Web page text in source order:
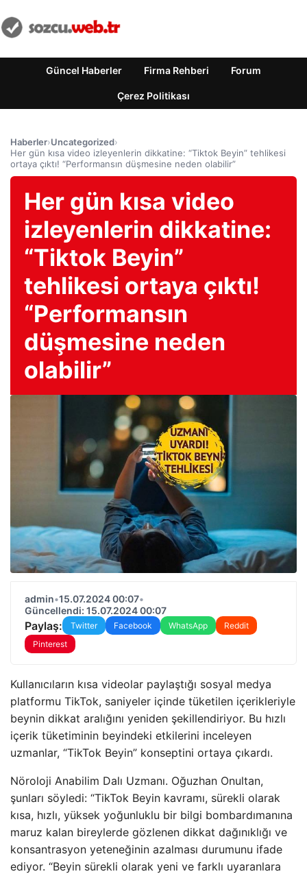
Güncel Haberler Firma Rehberi Forum
Çerez Politikası
Haberler›Uncategorized›
Her gün kısa video izleyenlerin dikkatine: “Tiktok Beyin” tehlikesi
ortaya çıktı! “Performansın düşmesine neden olabilir”
Her gün kısa video
izleyenlerin dikkatine:
“Tiktok Beyin”
tehlikesi ortaya çıktı!
“Performansın
düşmesine neden
olabilir”
admin•15.07.2024 00:07•
Güncellendi: 15.07.2024 00:07
Paylaş: Twitter Facebook WhatsApp
Reddit
Pinterest
Kullanıcıların kısa videolar paylaştığı sosyal medya
platformu TikTok, saniyeler içinde tüketilen içerikleriyle
beynin dikkat aralığını yeniden şekillendiriyor. Bu hızlı
içerik tüketiminin beyindeki etkilerini inceleyen
uzmanlar, “TikTok Beyin” konseptini ortaya çıkardı.
Nöroloji Anabilim Dalı Uzmanı. Oğuzhan Onultan,
şunları söyledi: “TikTok Beyin kavramı, sürekli olarak
kısa, hızlı, yüksek yoğunluklu bir bilgi bombardımanına
maruz kalan bireylerde gözlenen dikkat dağınıklığı ve
konsantrasyon yeteneğinin azalması durumunu ifade
ediyor. “Beyin sürekli olarak yeni ve farklı uyaranlara